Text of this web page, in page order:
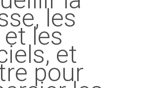
les
les
et
pour